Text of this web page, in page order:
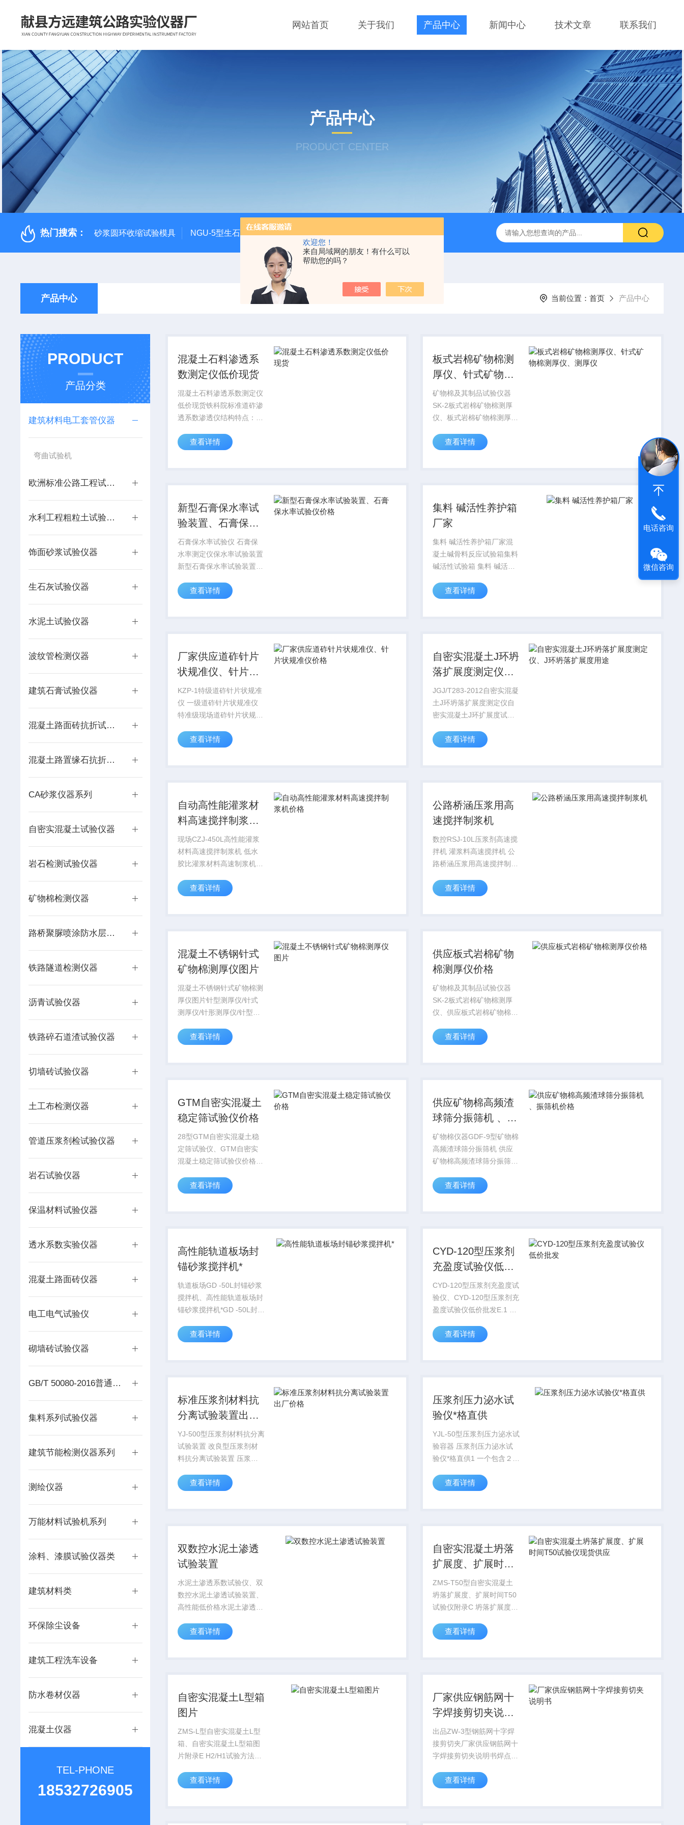
欢迎您！
来自局域网的朋友！有什么可以
帮助您的吗？
网站首页 关于我们 产品中心 新闻中心 技术文章 联系我们
产品中心
PRODUCT CENTER
热门搜索： 砂浆圆环收缩试验模具 NGU-5型生石灰消化器（保温带盖消化器） *GB/T 50080-2016标准普通混凝土泌水率试验容量筒试验方法 生石灰浆渣测定仪
产品中心 当前位置： 首页 产品中心
PRODUCT
产品分类
建筑材料电工套管仪器
弯曲试验机
欧洲标准公路工程试验仪器
水利工程粗粒土试验仪器
饰面砂浆试验仪器
生石灰试验仪器
水泥土试验仪器
波纹管检测仪器
建筑石膏试验仪器
混凝土路面砖抗折试验装置
混凝土路置缘石抗折装置
CA砂浆仪器系列
自密实混凝土试验仪器
岩石检测试验仪器
矿物棉检测仪器
路桥聚脲喷涂防水层试验仪器
铁路隧道检测仪器
沥青试验仪器
铁路碎石道渣试验仪器
切墙砖试验仪器
土工布检测仪器
管道压浆剂检试验仪器
岩石试验仪器
保温材料试验仪器
透水系数实验仪器
混凝土路面砖仪器
电工电气试验仪
砌墙砖试验仪器
GB/T 50080-2016普通混凝土拌合物性能试验仪器
集料系列试验仪器
建筑节能检测仪器系列
测绘仪器
万能材料试验机系列
涂料、漆膜试验仪器类
建筑材料类
环保除尘设备
建筑工程洗车设备
防水卷材仪器
混凝土仪器
TEL-PHONE
18532726905
混凝土石料渗透系
数测定仪低价现货
混凝土石料渗透系数测定仪
低价现货铁科院标准道砟渗
透系数渗透仪结构特点：
仪 石料渗透系数测定仪低
件、木制击锤、测压管盒组
查看详情
板式岩棉矿物棉测
厚仪、针式矿物棉
测厚仪、测厚仪
矿物棉及其制品试验仪器
SK-2板式岩棉矿物棉测厚
仪、板式岩棉矿物棉测厚
厚仪岩棉板式测厚仪直尺板
仪规格板式矿物棉测厚仪适
查看详情
新型石膏保水率试
验装置、石膏保水
率试验仪价格
石膏保水率试验仪 石膏保
水率测定仪保水率试验装置
新型石膏保水率试验装置、
年来美国、法国、日本、加
石膏作为墙体抹灰装饰材
查看详情
集料 碱活性养护箱
厂家
集料 碱活性养护箱厂家混
凝土碱骨料反应试验箱集料
碱活性试验箱 集料 碱活性
活性养护箱测定水泥砂浆试
中的碱与活性集料间的反应
查看详情
厂家供应道砟针片
状规准仪、针片状
规准仪价格
KZP-1特级道砟针片状规准
仪 一级道砟针片状规准仪
特准级现场道砟针片状规仪
仪一KZP-1道砟针片状规准
规准仪、针片状规准仪价格
查看详情
自密实混凝土J环坍
落扩展度测定仪、J
环坍落扩展度用途
JGJ/T283-2012自密实混凝
土J环坍落扩展度测定仪自
密实混凝土J环扩展度试验
准《自密实混凝土应用技术
密实混凝土J环坍落扩...
查看详情
自动高性能灌浆材
料高速搅拌制浆机
价格
现场CZJ-450L高性能灌浆
材料高速搅拌制浆机 低水
胶比灌浆材料高速制浆机本
质量管理体系认证本产品全
规范》 JTG/T F50-2011 ...
查看详情
公路桥涵压浆用高
速搅拌制浆机
数控RSJ-10L压浆剂高速搅
拌机 灌浆料高速搅拌机 公
路桥涵压浆用高速搅拌制浆
压浆剂高速搅拌机*批发
是依据：JTG/T F50-
查看详情
混凝土不锈钢针式
矿物棉测厚仪图片
混凝土不锈钢针式矿物棉测
厚仪图片针型测厚仪/针式
测厚仪/针形测厚仪/针型厚
式测厚仪/测厚仪/针式厚度
针式矿物棉测厚仪是根据
查看详情
供应板式岩棉矿物
棉测厚仪价格
矿物棉及其制品试验仪器
SK-2板式岩棉矿物棉测厚
仪、供应板式岩棉矿物棉测
尺板型测厚仪价格 矿物棉
仪适用于由矿物棉制成的
查看详情
GTM自密实混凝土
稳定筛试验仪价格
28型GTM自密实混凝土稳
定筛试验仪、GTM自密实
混凝土稳定筛试验仪价格本
混凝土静置一段时间后，经
的能力（新拌混凝土的稳定
查看详情
供应矿物棉高频渣
球筛分振筛机 、振
筛机价格
矿物棉仪器GDF-9型矿物棉
高频渣球筛分振筛机 供应
矿物棉高频渣球筛分振筛机
建筑、地质冶金，保温材
物料进行筛分分析，既方便
查看详情
高性能轨道板场封
锚砂浆搅拌机*
轨道板场GD -50L封锚砂浆
搅拌机、高性能轨道板场封
锚砂浆搅拌机*GD -50L封锚
铁路CRTS III型板式无砟轨
件一、概况:封锚砂浆搅拌
查看详情
CYD-120型压浆剂
充盈度试验仪低价
批发
CYD-120型压浆剂充盈度试
验仪、CYD-120型压浆剂充
盈度试验仪低价批发E.1 试
E.1所示，内径为40mm的
管夹角为120°，每部分...
查看详情
标准压浆剂材料抗
分离试验装置出厂
价格
YJ-500型压浆剂材料抗分离
试验装置 改良型压浆剂材
料抗分离试验装置 压浆剂
压浆剂材料抗分离试验装置
JTG/T F50-2011《公路桥
查看详情
压浆剂压力泌水试
验仪*格直供
YJL-50型压浆剂压力泌水试
验容器 压浆剂压力泌水试
验仪*格直供1 一个包含２块
力表Z小分度值不应大于
2 压力泌水容器为圆柱、 试
查看详情
双数控水泥土渗透
试验装置
水泥土渗透系数试验仪、双
数控水泥土渗透试验装置、
高性能低价格水泥土渗透仪
的试验和抗渗标号的测定。
透气性的测定和质量检查。
查看详情
自密实混凝土坍落
扩展度、扩展时间
T50试验仪现货供
应
ZMS-T50型自密实混凝土
坍落扩展度、扩展时间T50
试验仪附录C 坍落扩展度、
仪器要求C.1.1坍落扩展
主要仪器为混凝土坍落度筒
查看详情
自密实混凝土L型箱
图片
ZMS-L型自密实混凝土L型
箱、自密实混凝土L型箱图
片附录E H2/H1试验方法
验用主要仪器为L型仪，L型
由前槽（竖向）和后槽（水
查看详情
厂家供应钢筋网十
字焊接剪切夹说明
书
出品ZW-3型钢筋网十字焊
接剪切夹厂家供应钢筋网十
字焊接剪切夹说明书焊点抗
4、4-8、8-16MM的钢筋为
钢筋网砂浆加固混凝土构件
查看详情
电话咨询
微信咨询